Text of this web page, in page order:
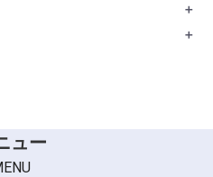
／DIGITAL TREATMENT
＋
＋
ュー